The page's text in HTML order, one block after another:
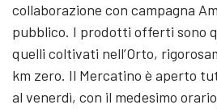
collaborazione con campagna
pubblico. I prodotti offerti sono
quelli coltivati nell’Orto,
km zero. Il Mercatino è aperto
al venerdì, con il medesimo